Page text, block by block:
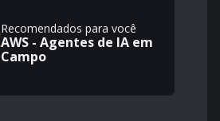
Recomendados para você
AWS - Agentes de IA em
Campo